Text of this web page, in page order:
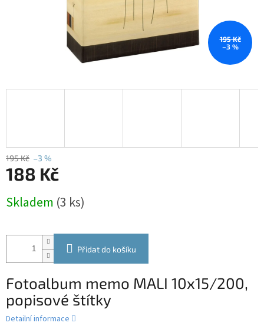
195 Kč
–3 %
195 Kč –3 %
188 Kč
cena:
Skladem (3 ks)
Přidat do košíku
Fotoalbum memo MALI 10x15/200,
popisové štítky
Detailní informace